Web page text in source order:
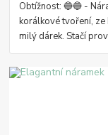
Obtížnost: 🔵🔵 -
korálkové tvoření, ze
milý dárek. Stačí